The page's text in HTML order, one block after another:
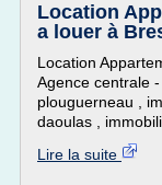
Location
a louer à
Location
Agence centrale
plouguerneau ,
daoulas ,
Lire la suite